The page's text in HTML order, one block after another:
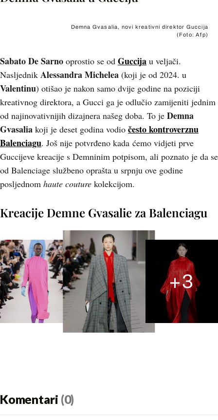
Demna Gvasalia, novi kreativni direktor Guccija
(Foto: Afp)
Sabato De Sarno oprostio se od Guccija u veljači.
Nasljednik Alessandra Michelea (koji je od 2024. u
Valentinu) otišao je nakon samo dvije godine na poziciji
kreativnog direktora, a Gucci ga je odlučio zamijeniti jednim
od najinovativnijih dizajnera našeg doba. To je Demna
Gvasalia koji je deset godina vodio često kontroverznu
Balenciagu. Još nije potvrđeno kada ćemo vidjeti prve
Guccijeve kreacije s Demninim potpisom, ali poznato je da se
od Balenciage službeno oprašta u srpnju ove godine
posljednom haute couture kolekcijom.
Kreacije Demne Gvasalie za Balenciagu
+3
Komentari (0)